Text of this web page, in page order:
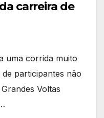
carreira de
uma corrida muito
participantes não
Voltas